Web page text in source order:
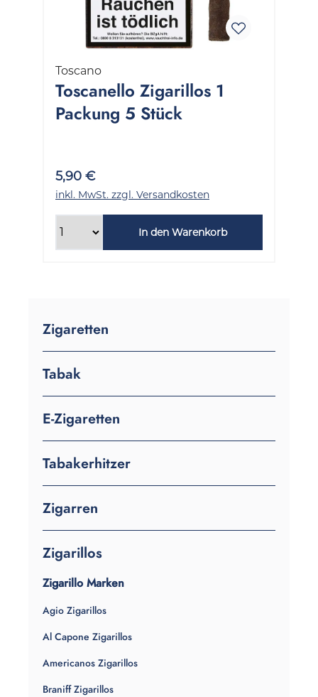
Zigaretten
Tabak
E-Zigaretten
Tabakerhitzer
Zigarren
Zigarillos
Zigarillo Marken
Agio Zigarillos
Al Capone Zigarillos
Americanos Zigarillos
Braniff Zigarillos
Toscano
Toscanello Zigarillos 1
Packung 5 Stück
5,90 €
inkl. MwSt. zzgl. Versandkosten
In den Warenkorb